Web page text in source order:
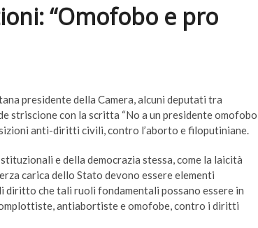
“Omofobo e pro
presidente della Camera, alcuni deputati tra
striscione con la scritta “No a un presidente omofobo
anti-diritti civili, contro l’aborto e filoputiniane.
e della democrazia stessa, come la laicità
carica dello Stato devono essere elementi
che tali ruoli fondamentali possano essere in
antiabortiste e omofobe, contro i diritti